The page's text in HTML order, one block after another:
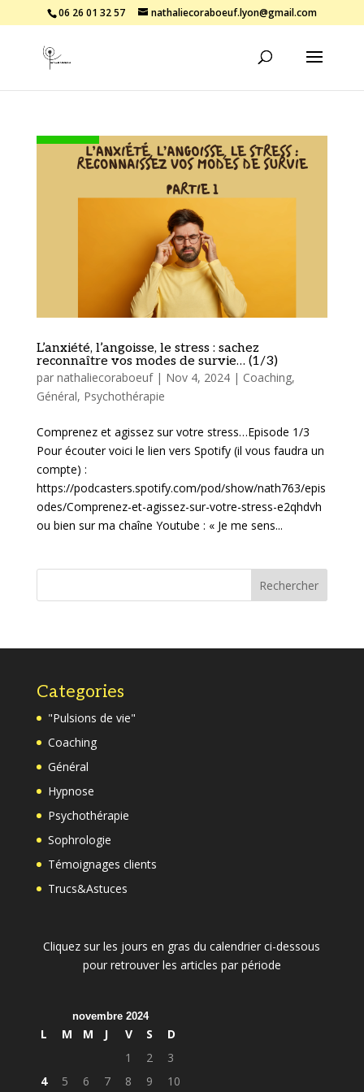
06 26 01 32 57 nathaliecoraboeuf.lyon@gmail.com
L’anxiété, l’angoisse, le stress : sachez
reconnaître vos modes de survie… (1/3)
par nathaliecoraboeuf| Nov 4, 2024| Coaching,
Général, Psychothérapie
Comprenez et agissez sur votre stress…Episode 1/3
Pour écouter voici le lien vers Spotify (il vous faudra un
compte) :
https://podcasters.spotify.com/pod/show/nath763/epis
odes/Comprenez-et-agissez-sur-votre-stress-e2qhdvh
ou bien sur ma chaîne Youtube : « Je me sens...
Rechercher
Categories
"Pulsions de vie"
Coaching
Général
Hypnose
Psychothérapie
Sophrologie
Témoignages clients
Trucs&Astuces
Cliquez sur les jours en gras du calendrier ci-dessous
pour retrouver les articles par période
novembre 2024
L M M J V S
D
1
2
3
4
5 6 7 8 9 10